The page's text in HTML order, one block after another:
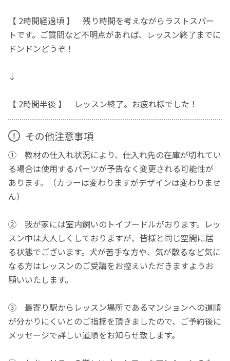
【 2時間経過頃 】 残り時間を考えながらラストスパー
トです。ご質問など不明点があれば、レッスン終了までに
ドンドンどうぞ！
↓
【 2時間半後 】 レッスン終了。お疲れ様でした！
その他注意事項
① 教材の仕入れ状況により、仕入れ先の在庫が切れてい
る場合は使用するパーツが予告なく変更される可能性が
あります。（カラーは変わりますがデザインは変わりませ
ん）
② 我が家には室内飼いのトイプードルがおります。レッ
スン中は大人しくしておりますが、皆様と同じ空間に居
る状態でございます。犬が苦手な方や、気が散るなど気に
なる方はレッスンのご受講をお控えいただきますようお
願いいたします。
③ 最寄り駅からレッスン場所であるマンションへの道順
が分かりにくいとのご指摘を頂きましたので、ご予約後に
メッセージで詳しい道順をお知らせ致します。